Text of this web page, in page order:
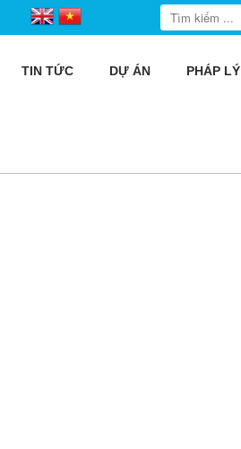
TIN TỨC DỰ ÁN PHÁP LÝ